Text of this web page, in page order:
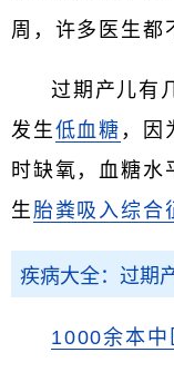
周，许多医生都
过期产儿有
发生低血糖 ，因
时缺氧，血糖水
生 胎粪吸入综合
疾病大全：过期
1000余本